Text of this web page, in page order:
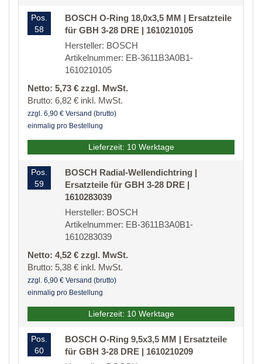
Pos.
58
BOSCH O-Ring 18,0x3,5 MM | Ersatzteile
für GBH 3-28 DRE | 1610210105
Hersteller: BOSCH
Artikelnummer: EB-3611B3A0B1-
1610210105
Netto: 5,73 € zzgl. MwSt.
Brutto: 6,82 € inkl. MwSt.
zzgl. 6,90 € Versand (brutto)
einmalig pro Bestellung
Lieferzeit: 10 Werktage
Pos.
59
BOSCH Radial-Wellendichtring |
Ersatzteile für GBH 3-28 DRE |
1610283039
Hersteller: BOSCH
Artikelnummer: EB-3611B3A0B1-
1610283039
Netto: 4,52 € zzgl. MwSt.
Brutto: 5,38 € inkl. MwSt.
zzgl. 6,90 € Versand (brutto)
einmalig pro Bestellung
Lieferzeit: 10 Werktage
Pos.
60
BOSCH O-Ring 9,5x3,5 MM | Ersatzteile
für GBH 3-28 DRE | 1610210209